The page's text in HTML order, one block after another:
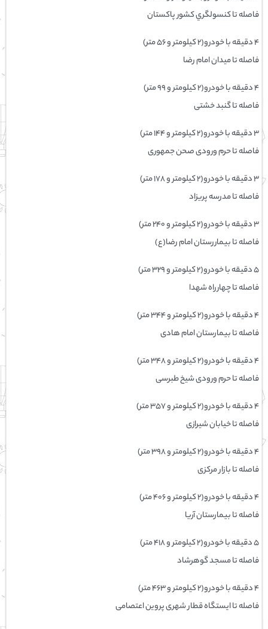
فاصله تا كنسولگري کشور پاکستان
۴ دقیقه با خودرو(۲ کیلومتر و ۵۶ متر)
فاصله تا ميدان امام رضا
۴ دقیقه با خودرو(۲ کیلومتر و ۹۹ متر)
فاصله تا گنبد خشتی
۳ دقیقه با خودرو(۲ کیلومتر و ۱۴۴ متر)
فاصله تا حرم ورودی صحن جمهوری
۳ دقیقه با خودرو(۲ کیلومتر و ۱۷۸ متر)
فاصله تا مدرسه پریزاد
۳ دقیقه با خودرو(۲ کیلومتر و ۲۴۰ متر)
فاصله تا بیماررستان امام رضا(ع)
۵ دقیقه با خودرو(۲ کیلومتر و ۳۲۹ متر)
فاصله تا چهارراه شهدا
۴ دقیقه با خودرو(۲ کیلومتر و ۳۴۴ متر)
فاصله تا بیمارستان امام هادی
۴ دقیقه با خودرو(۲ کیلومتر و ۳۴۸ متر)
فاصله تا حرم ورودی شیخ طبرسی
۴ دقیقه با خودرو(۲ کیلومتر و ۳۵۷ متر)
فاصله تا خیابان شیرازی
۴ دقیقه با خودرو(۲ کیلومتر و ۳۹۸ متر)
فاصله تا بازار مرکزی
۴ دقیقه با خودرو(۲ کیلومتر و ۴۰۶ متر)
فاصله تا بیمارستان آریا
۵ دقیقه با خودرو(۲ کیلومتر و ۴۱۸ متر)
فاصله تا مسجد گوهرشاد
۴ دقیقه با خودرو(۲ کیلومتر و ۴۶۳ متر)
فاصله تا ایستگاه قطار شهری پروین اعتصامی